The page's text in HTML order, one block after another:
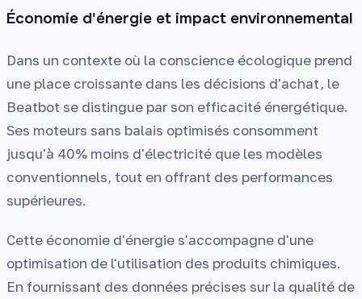
Économie d'énergie et impact environnemental
Dans un contexte où la conscience écologique prend
une place croissante dans les décisions d'achat, le
Beatbot se distingue par son efficacité énergétique.
Ses moteurs sans balais optimisés consomment
jusqu'à 40% moins d'électricité que les modèles
conventionnels, tout en offrant des performances
supérieures.
Cette économie d'énergie s'accompagne d'une
optimisation de l'utilisation des produits chimiques.
En fournissant des données précises sur la qualité de